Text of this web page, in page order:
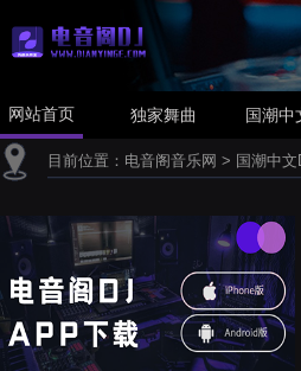
网站首页 独家舞曲 国潮中
目前位置： 电音阁音乐网 > 国潮中文